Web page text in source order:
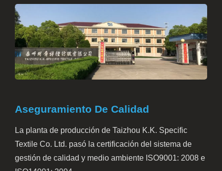
Aseguramiento De Calidad
La planta de producción de Taizhou K.K. Specific
Textile Co. Ltd. pasó la certificación del sistema de
gestión de calidad y medio ambiente ISO9001: 2008 e